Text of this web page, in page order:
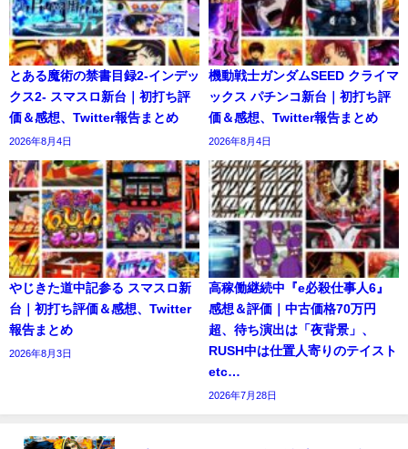
とある魔術の禁書目録2-インデッ
クス2- スマスロ新台｜初打ち評
価＆感想、Twitter報告まとめ
2026年8月4日
機動戦士ガンダムSEED クライマ
ックス パチンコ新台｜初打ち評
価＆感想、Twitter報告まとめ
2026年8月4日
やじきた道中記参る スマスロ新
台｜初打ち評価＆感想、Twitter
報告まとめ
2026年8月3日
高稼働継続中『e必殺仕事人6』
感想＆評価｜中古価格70万円
超、待ち演出は「夜背景」、
RUSH中は仕置人寄りのテイスト
etc…
2026年7月28日